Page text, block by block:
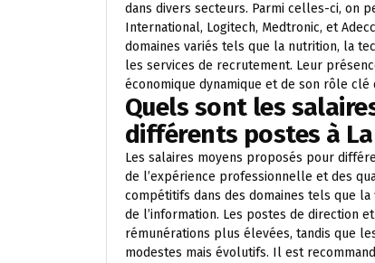
dans divers secteurs. Parmi celles-ci, on
International, Logitech, Medtronic, et
domaines variés tels que la nutrition, la
les services de recrutement. Leur
économique dynamique et de son rôle
Quels sont les
différents postes à
Les salaires moyens proposés pour
de l’expérience professionnelle et des
compétitifs dans des domaines tels que
de l’information. Les postes de direction
rémunérations plus élevées, tandis que
modestes mais évolutifs. Il est